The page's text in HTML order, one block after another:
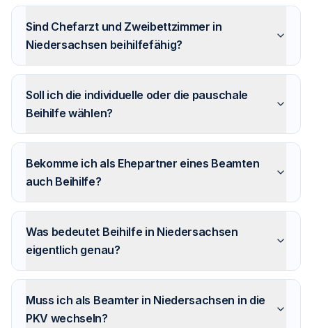
Sind Chefarzt und Zweibettzimmer in
Niedersachsen beihilfefähig?
Soll ich die individuelle oder die pauschale
Beihilfe wählen?
Bekomme ich als Ehepartner eines Beamten
auch Beihilfe?
Was bedeutet Beihilfe in Niedersachsen
eigentlich genau?
Muss ich als Beamter in Niedersachsen in die
PKV wechseln?